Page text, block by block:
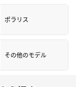
ポラリス
その他のモデル